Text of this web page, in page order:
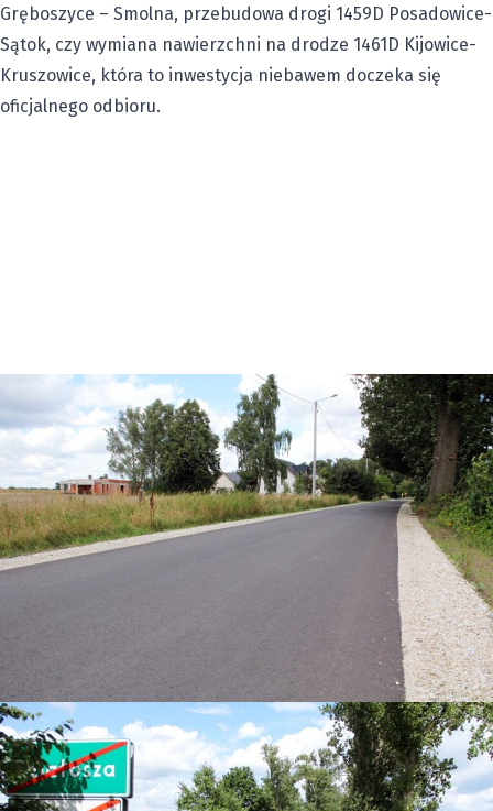
Gręboszyce – Smolna, przebudowa drogi 1459D Posadowice-
Sątok, czy wymiana nawierzchni na drodze 1461D Kijowice-
Kruszowice, która to inwestycja niebawem doczeka się
oficjalnego odbioru.